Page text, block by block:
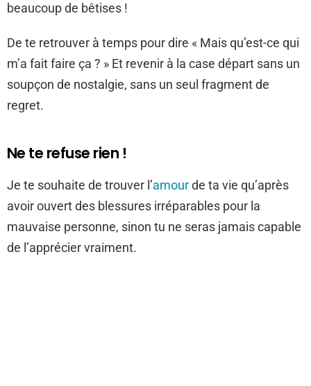
beaucoup de bêtises !
De te retrouver à temps pour dire « Mais qu’est-ce qui
m’a fait faire ça ? » Et revenir à la case départ sans un
soupçon de nostalgie, sans un seul fragment de
regret.
Ne te refuse rien !
Je te souhaite de trouver l’amourde ta vie qu’après
avoir ouvert des blessures irréparables pour la
mauvaise personne, sinon tu ne seras jamais capable
de l’apprécier vraiment.